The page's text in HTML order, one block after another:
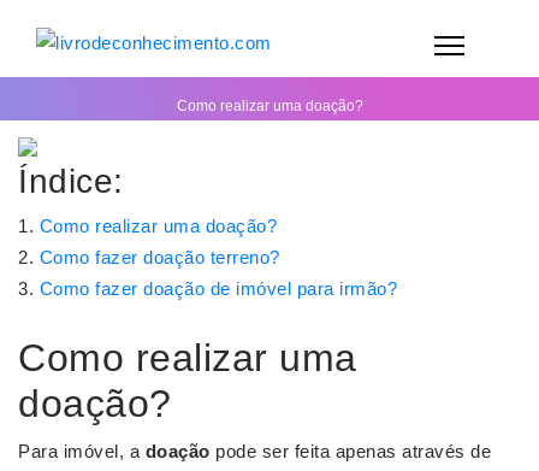
Como realizar uma doação?
Índice:
Como realizar uma doação?
Como fazer doação terreno?
Como fazer doação de imóvel para irmão?
Como realizar uma
doação?
Para imóvel, a doação pode ser feita apenas através de